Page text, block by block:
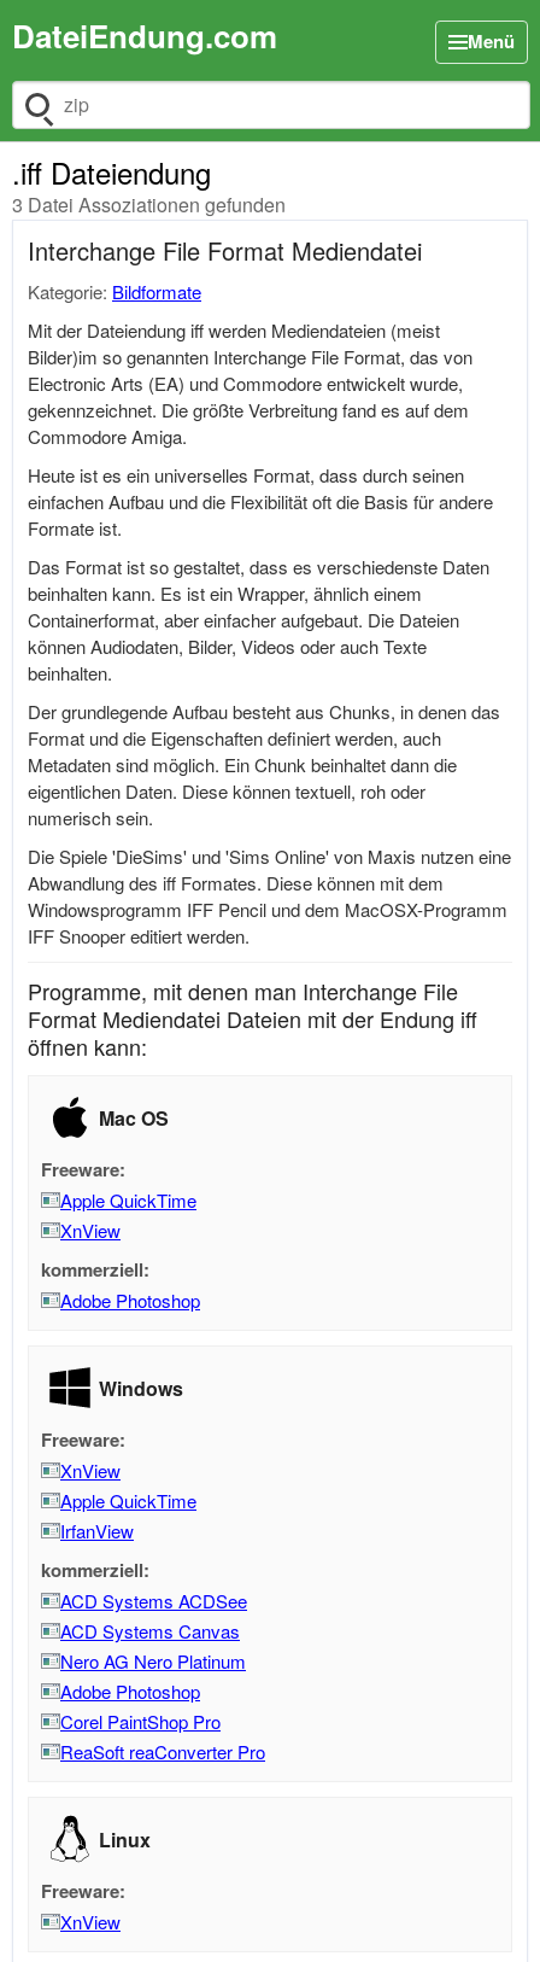
DateiEndung.com Menü
Dateiendung suchen
.iff Dateiendung
3 Datei Assoziationen gefunden
Interchange File Format Mediendatei
Kategorie: Bildformate
Mit der Dateiendung iff werden Mediendateien (meist
Bilder)im so genannten Interchange File Format, das von
Electronic Arts (EA) und Commodore entwickelt wurde,
gekennzeichnet. Die größte Verbreitung fand es auf dem
Commodore Amiga.
Heute ist es ein universelles Format, dass durch seinen
einfachen Aufbau und die Flexibilität oft die Basis für andere
Formate ist.
Das Format ist so gestaltet, dass es verschiedenste Daten
beinhalten kann. Es ist ein Wrapper, ähnlich einem
Containerformat, aber einfacher aufgebaut. Die Dateien
können Audiodaten, Bilder, Videos oder auch Texte
beinhalten.
Der grundlegende Aufbau besteht aus Chunks, in denen das
Format und die Eigenschaften definiert werden, auch
Metadaten sind möglich. Ein Chunk beinhaltet dann die
eigentlichen Daten. Diese können textuell, roh oder
numerisch sein.
Die Spiele 'DieSims' und 'Sims Online' von Maxis nutzen eine
Abwandlung des iff Formates. Diese können mit dem
Windowsprogramm IFF Pencil und dem MacOSX-Programm
IFF Snooper editiert werden.
Programme, mit denen man Interchange File
Format Mediendatei Dateien mit der Endung iff
öffnen kann:
Mac OS
Freeware:
Apple QuickTime
XnView
kommerziell:
Adobe Photoshop
Windows
Freeware:
XnView
Apple QuickTime
IrfanView
kommerziell:
ACD Systems ACDSee
ACD Systems Canvas
Nero AG Nero Platinum
Adobe Photoshop
Corel PaintShop Pro
ReaSoft reaConverter Pro
Linux
Freeware:
XnView